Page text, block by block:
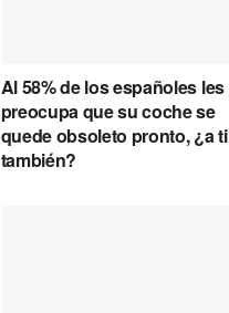
Al 58% de los españoles les
preocupa que su coche se
quede obsoleto pronto, ¿a ti
también?